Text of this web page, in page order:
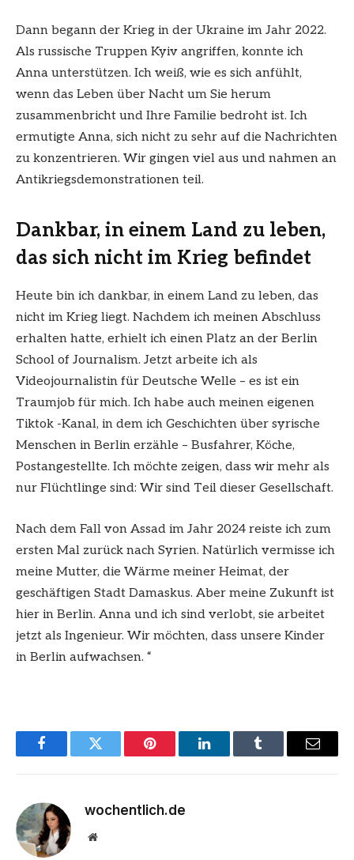
Dann begann der Krieg in der Ukraine im Jahr 2022.
Als russische Truppen Kyiv angriffen, konnte ich
Anna unterstützen. Ich weiß, wie es sich anfühlt,
wenn das Leben über Nacht um Sie herum
zusammenbricht und Ihre Familie bedroht ist. Ich
ermutigte Anna, sich nicht zu sehr auf die Nachrichten
zu konzentrieren. Wir gingen viel aus und nahmen an
Antikriegsdemonstrationen teil.
Dankbar, in einem Land zu leben,
das sich nicht im Krieg befindet
Heute bin ich dankbar, in einem Land zu leben, das
nicht im Krieg liegt. Nachdem ich meinen Abschluss
erhalten hatte, erhielt ich einen Platz an der Berlin
School of Journalism. Jetzt arbeite ich als
Videojournalistin für Deutsche Welle – es ist ein
Traumjob für mich. Ich habe auch meinen eigenen
Tiktok -Kanal, in dem ich Geschichten über syrische
Menschen in Berlin erzähle – Busfahrer, Köche,
Postangestellte. Ich möchte zeigen, dass wir mehr als
nur Flüchtlinge sind: Wir sind Teil dieser Gesellschaft.
Nach dem Fall von Assad im Jahr 2024 reiste ich zum
ersten Mal zurück nach Syrien. Natürlich vermisse ich
meine Mutter, die Wärme meiner Heimat, der
geschäftigen Stadt Damaskus. Aber meine Zukunft ist
hier in Berlin. Anna und ich sind verlobt, sie arbeitet
jetzt als Ingenieur. Wir möchten, dass unsere Kinder
in Berlin aufwachsen. “
FacebookTwitter Pinterest LinkedInTumblr Email
wochentlich.de
Website